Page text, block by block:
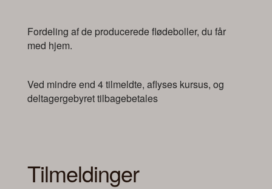
Fordeling af de producerede flødeboller, du får
med hjem.
Ved mindre end 4 tilmeldte, aflyses kursus, og
deltagergebyret tilbagebetales
Tilmeldinger